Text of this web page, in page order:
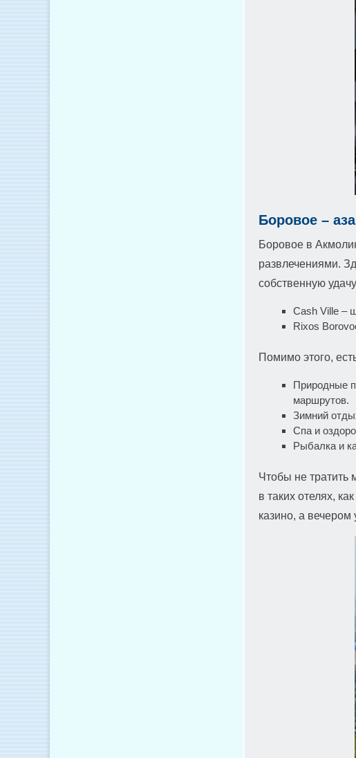
Боровое –
Боровое в
развлечениями.
собственную
Cash Ville –
Rixos
Помимо этого,
Природные
маршрутов.
Зимний
Спа и
Рыбалка и
Чтобы не тратить
в таких отелях,
казино, а вечером